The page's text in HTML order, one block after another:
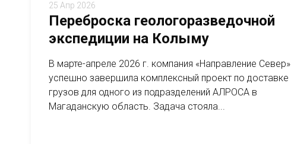
25 Апр 2026
Переброска геологоразведочной
экспедиции на Колыму
В марте-апреле 2026 г. компания «Направление Север»
успешно завершила комплексный проект по доставке
грузов для одного из подразделений АЛРОСА в
Магаданскую область. Задача стояла...